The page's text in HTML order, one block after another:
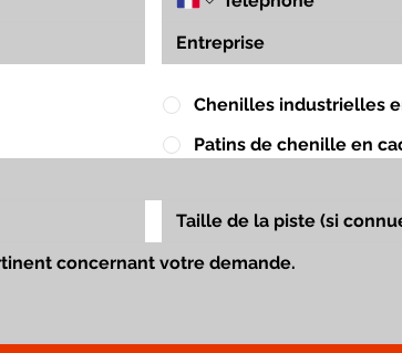
Chenilles industrielles
Patins de chenille en